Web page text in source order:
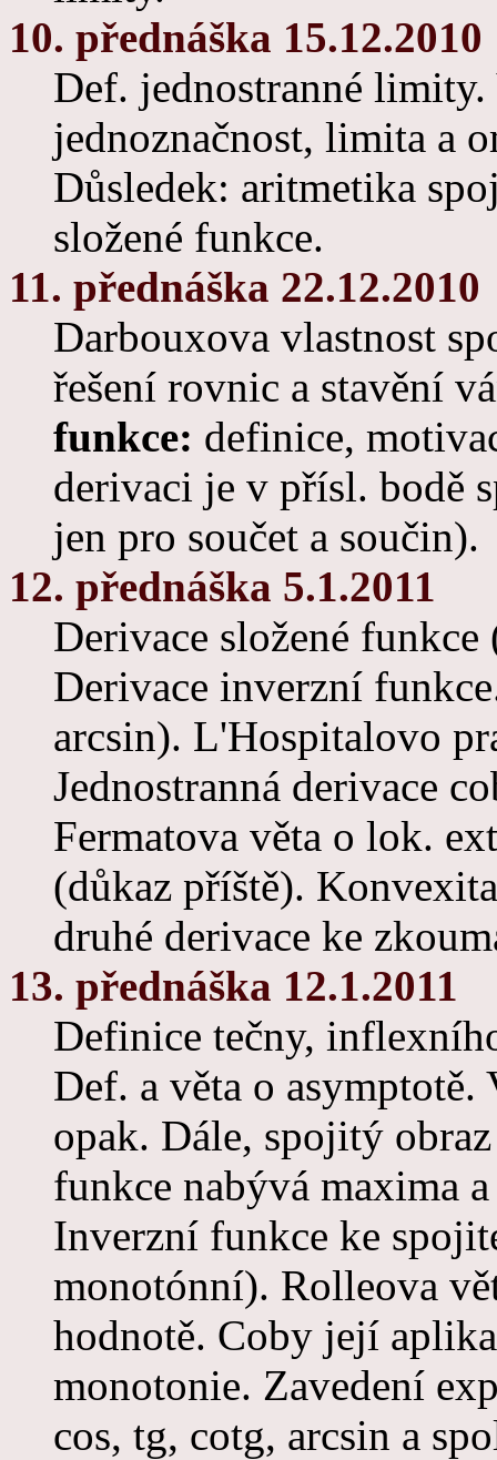
10. přednáška 15.12.2010
Def. jednostranné
jednoznačnost, limita a
Důsledek: aritmetika
složené funkce.
11. přednáška 22.12.2010
Darbouxova vlastnost
řešení rovnic a stavění
funkce: definice,
derivaci je v přísl. bodě
jen pro součet a součin).
12. přednáška 5.1.2011
Derivace složené
Derivace inverzní
arcsin). L'Hospitalovo
Jednostranná derivace
Fermatova věta o lok.
(důkaz příště).
druhé derivace ke
13. přednáška 12.1.2011
Definice tečny,
Def. a věta o
opak. Dále, spojitý
funkce nabývá maxima
Inverzní funkce ke
monotónní). Rolleova
hodnotě. Coby její
monotonie. Zavedení
cos, tg, cotg, arcsin a